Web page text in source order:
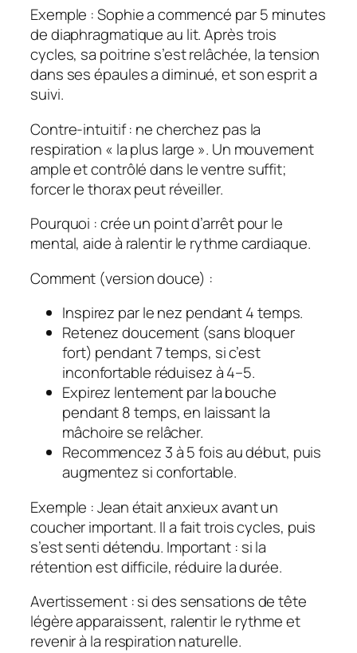
Exemple : Sophie a commencé par 5 minutes
de diaphragmatique au lit. Après trois
cycles, sa poitrine s’est relâchée, la tension
dans ses épaules a diminué, et son esprit a
suivi.
Contre‑intuitif : ne cherchez pas la
respiration « la plus large ». Un mouvement
ample et contrôlé dans le ventre suffit;
forcer le thorax peut réveiller.
Pourquoi : crée un point d’arrêt pour le
mental, aide à ralentir le rythme cardiaque.
Comment (version douce) :
Inspirez par le nez pendant 4 temps.
Retenez doucement (sans bloquer
fort) pendant 7 temps, si c’est
inconfortable réduisez à 4–5.
Expirez lentement par la bouche
pendant 8 temps, en laissant la
mâchoire se relâcher.
Recommencez 3 à 5 fois au début, puis
augmentez si confortable.
Exemple : Jean était anxieux avant un
coucher important. Il a fait trois cycles, puis
s’est senti détendu. Important : si la
rétention est difficile, réduire la durée.
Avertissement : si des sensations de tête
légère apparaissent, ralentir le rythme et
revenir à la respiration naturelle.